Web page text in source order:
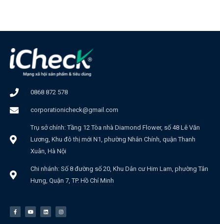
0868 872 578
corporationicheck@gmail.com
Trụ sở chính: Tầng 12 Tòa nhà Diamond Flower, số 48 Lê Văn
Lương, Khu đô thị mới N1, phường Nhân Chính, quận Thanh
Xuân, Hà Nội
Chi nhánh: Số 8 đường số 20, Khu Dân cư Him Lam, phường Tân
Hưng, Quận 7, TP. Hồ Chí Minh